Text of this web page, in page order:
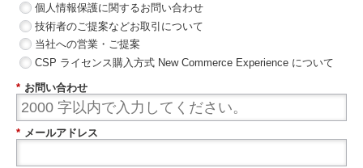
個人情報保護に関するお問い合わせ
技術者のご提案などお取引について
当社への営業・ご提案
CSP ライセンス購入方式 New Commerce Experience について
* お問い合わせ
* メールアドレス